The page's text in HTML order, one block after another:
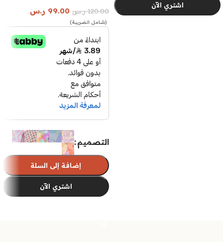
اشتري الآن
120.00 ر.س 99.00 ر.س
(شامل الضريبة)
التصميم
إضافة إلى السلة
اشتري الآن